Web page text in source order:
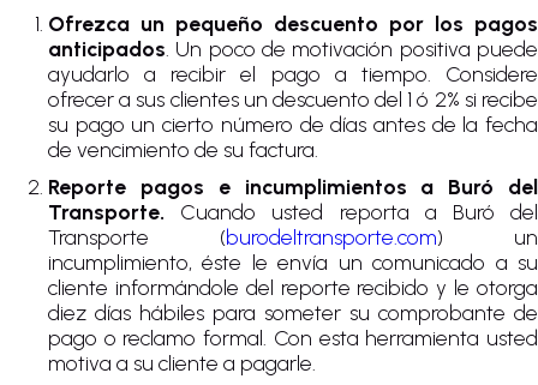
Ofrezca un pequeño descuento por los pagos
anticipados . Un poco de motivación positiva puede
ayudarlo a recibir el pago a tiempo. Considere
ofrecer a sus clientes un descuento del 1 ó 2% si recibe
su pago un cierto número de días antes de la fecha
de vencimiento de su factura.
Reporte pagos e incumplimientos a Buró del
Transporte. Cuando usted reporta a Buró del
Transporte (burodeltransporte.com) un
incumplimiento, éste le envía un comunicado a su
cliente informándole del reporte recibido y le otorga
diez días hábiles para someter su comprobante de
pago o reclamo formal. Con esta herramienta usted
motiva a su cliente a pagarle.